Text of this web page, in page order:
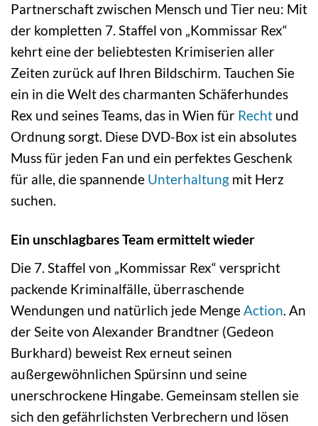
Partnerschaft zwischen Mensch und Tier neu: Mit
der kompletten 7. Staffel von „Kommissar Rex“
kehrt eine der beliebtesten Krimiserien aller
Zeiten zurück auf Ihren Bildschirm. Tauchen Sie
ein in die Welt des charmanten Schäferhundes
Rex und seines Teams, das in Wien für Recht und
Ordnung sorgt. Diese DVD-Box ist ein absolutes
Muss für jeden Fan und ein perfektes Geschenk
für alle, die spannende Unterhaltung mit Herz
suchen.
Ein unschlagbares Team ermittelt wieder
Die 7. Staffel von „Kommissar Rex“ verspricht
packende Kriminalfälle, überraschende
Wendungen und natürlich jede MengeAction. An
der Seite von Alexander Brandtner (Gedeon
Burkhard) beweist Rex erneut seinen
außergewöhnlichen Spürsinn und seine
unerschrockene Hingabe. Gemeinsam stellen sie
sich den gefährlichsten Verbrechern und lösen